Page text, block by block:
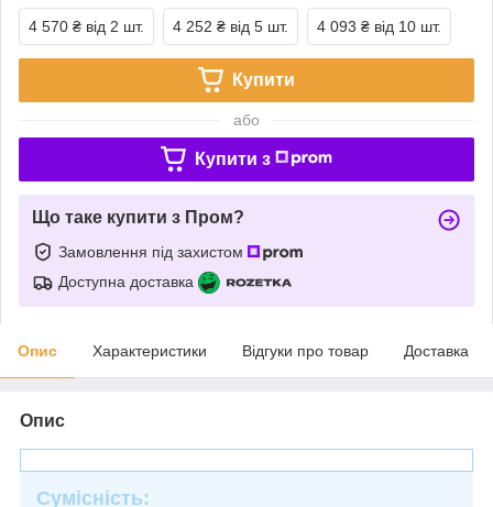
4 570 ₴ від 2 шт. 4 252 ₴ від 5 шт. 4 093 ₴ від 10 шт.
Купити
або
Купити з
Що таке купити з Пром?
Замовлення під захистом
Доступна доставка
Опис Характеристики Відгуки про товар Доставка
Опис
Сумісність: